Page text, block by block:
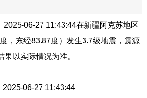
2025-06-27 11:43:44在新疆阿克苏地区
，东经83.87度）发生3.7级地震，震源
以实际情况为准。
2025-06-27 11:43:44